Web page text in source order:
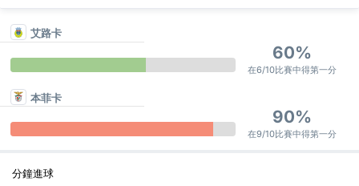
艾路卡
60%
在6/10比賽中得第一分
本菲卡
90%
在9/10比賽中得第一分
分鐘進球